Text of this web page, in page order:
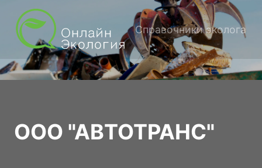
Справочники эколога
ООО "АВТОТРАНС"